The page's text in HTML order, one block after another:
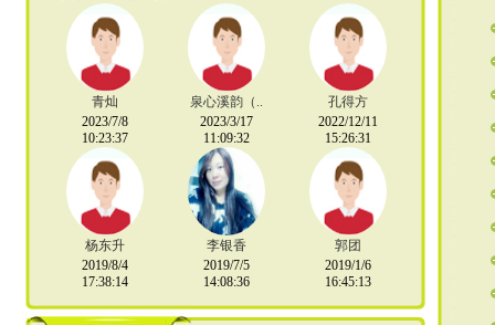
青灿
2023/7/8
10:23:37
泉心溪韵（..
2023/3/17
11:09:32
孔得方
2022/12/11
15:26:31
杨东升
2019/8/4
17:38:14
李银香
2019/7/5
14:08:36
郭团
2019/1/6
16:45:13